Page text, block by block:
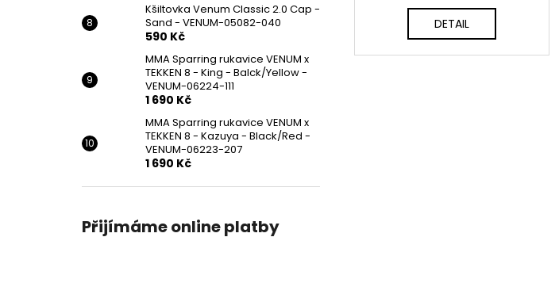
Kšiltovka Venum Classic 2.0 Cap -
Sand - VENUM-05082-040
590 Kč
MMA Sparring rukavice VENUM x
TEKKEN 8 - King - Balck/Yellow -
VENUM-06224-111
1 690 Kč
MMA Sparring rukavice VENUM x
TEKKEN 8 - Kazuya - Black/Red -
VENUM-06223-207
1 690 Kč
Přijímáme online platby
DETAIL